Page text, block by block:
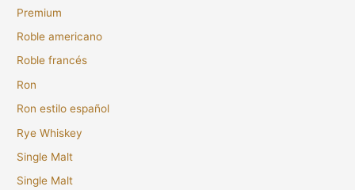
Premium
Roble americano
Roble francés
Ron
Ron estilo español
Rye Whiskey
Single Malt
Single Malt